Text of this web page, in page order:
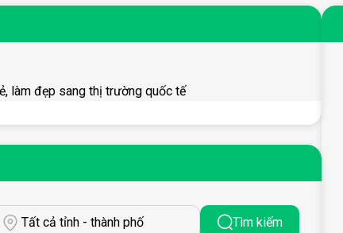
làm đẹp sang thị trường quốc tế
% doanh số)
Tất cả tỉnh - thành phố Tìm kiếm